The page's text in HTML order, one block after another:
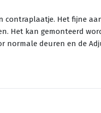
contraplaatje. Het fijne
Het kan gemonteerd
normale deuren en de